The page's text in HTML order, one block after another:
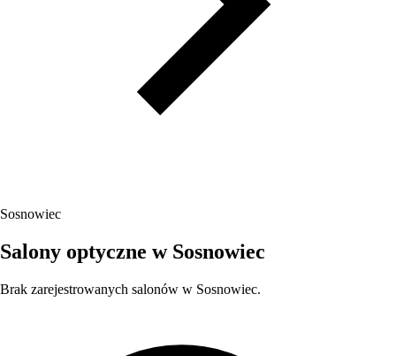
Sosnowiec
Salony optyczne w Sosnowiec
Brak zarejestrowanych salonów w Sosnowiec.